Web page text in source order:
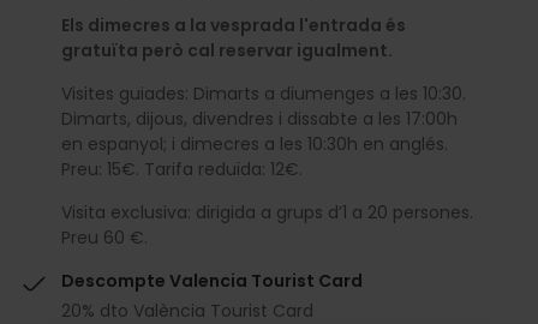
Els dimecres a la vesprada l'entrada és
gratuïta però cal reservar igualment.
Visites guiades: Dimarts a diumenges a les 10:30.
Dimarts, dijous, divendres i dissabte a les 17:00h
en espanyol; i dimecres a les 10:30h en anglés.
Preu: 15€. Tarifa reduïda: 12€.
Visita exclusiva: dirigida a grups d’1 a 20 persones.
Preu 60 €.
Descompte Valencia Tourist Card
20% dto València Tourist Card